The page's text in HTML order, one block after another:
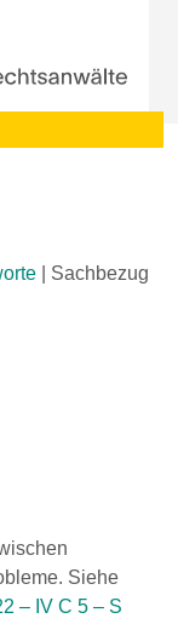
Sachbezug
Siehe
– IV C 5 – S